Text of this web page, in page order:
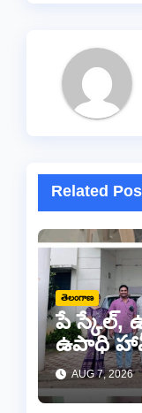
Related
తెలంగాణ
పే స్కేల్,
ఉపాధి
AUG 7, 2026